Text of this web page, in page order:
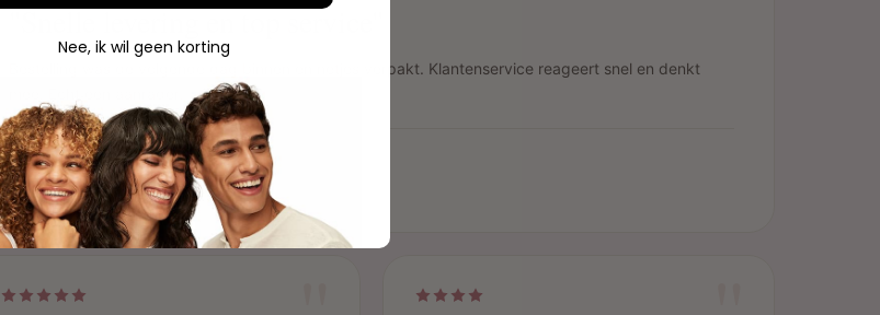
"Snelle levering en top service"
Bestelling was de volgende dag binnen en netjes verpakt. Klantenservice reageert snel en denkt
S Sophie
Geverifieerde aankoop
Nee, ik wil geen korting